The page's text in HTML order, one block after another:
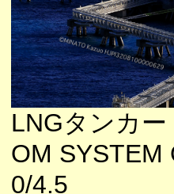
LNGタンカー
OM SYSTEM
0/4.5